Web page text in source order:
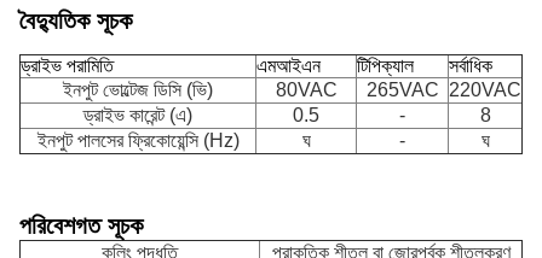
বৈদ্যুতিক সূচক
ড্রাইভ পরামিতি এমআইএন টিপিক্যাল
সর্বাধিক
ইনপুট ভোল্টেজ ডিসি (ভি)
80VAC 265VAC 220VAC
ড্রাইভ কারেন্ট (এ)
0.5 -
8
ইনপুট পালসের ফ্রিকোয়েন্সি (Hz)
ঘ - ঘ
পরিবেশগত সূচক
কুলিং পদ্ধতি
প্রাকৃতিক শীতল বা জোরপূর্বক শীতলকরণ